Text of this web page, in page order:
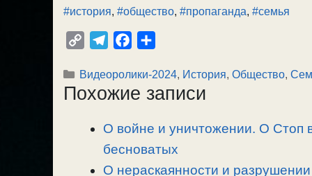
#история, #общество, #пропаганда, #семья
p
y
l
e
r
a
m
c
e
o
o
k
п
р
в
и
т
Рубрики
Видеоролики-2024, История, Общество,
Похожие записи
О войне и уничтожении. О Стоп
бесноватых
О нераскаянности и